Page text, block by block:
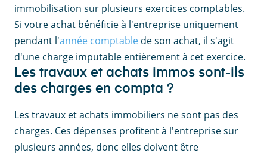
immobilisation sur plusieurs exercices comptables.
Si votre achat bénéficie à l'entreprise uniquement
pendant l'année comptable de son achat, il s'agit
d'une charge imputable entièrement à cet exercice.
Les travaux et achats immos sont-ils
des charges en compta ?
Les travaux et achats immobiliers ne sont pas des
charges. Ces dépenses profitent à l'entreprise sur
plusieurs années, donc elles doivent être